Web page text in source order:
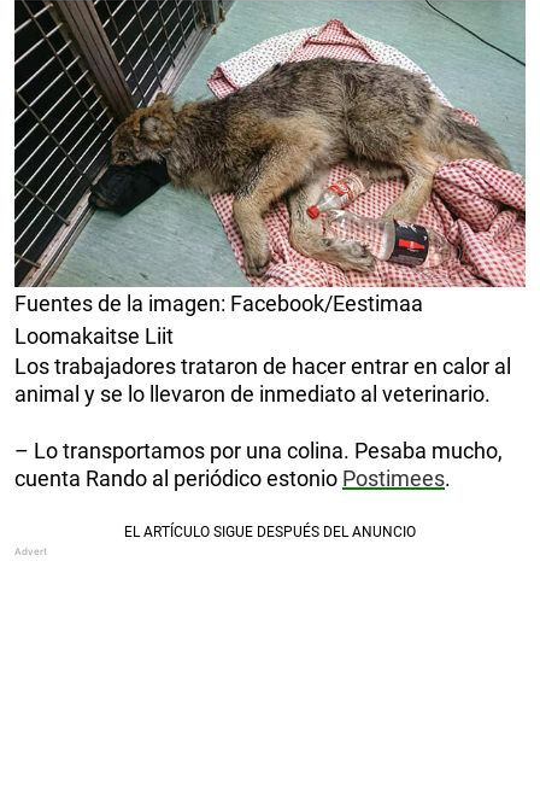
Fuentes de la imagen: Facebook/Eestimaa
Loomakaitse Liit
Los trabajadores trataron de hacer entrar en calor al
animal y se lo llevaron de inmediato al veterinario.
– Lo transportamos por una colina. Pesaba mucho,
cuenta Rando al periódico estonio Postimees.